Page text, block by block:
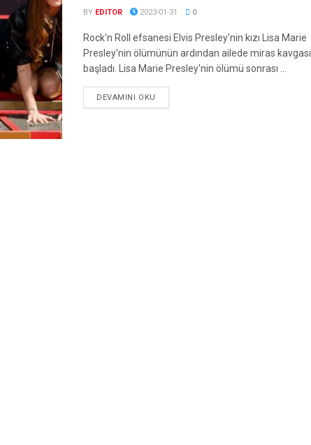
BY EDITOR 2023-01-31 0
Rock'n Roll efsanesi Elvis Presley'nin kızı Lisa Marie
Presley'nin ölümünün ardından ailede miras kavgası
başladı. Lisa Marie Presley'nin ölümü sonrası ...
DEVAMINI OKU